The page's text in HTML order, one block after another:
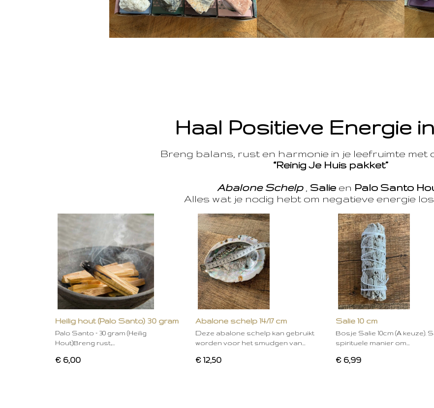
Haal Positieve Energie
Breng balans, rust en harmonie in je leefruimte met
“Reinig Je Huis pakket”
Abalone Schelp, Salie en Palo Santo
Alles wat je nodig hebt om negatieve energie
Heilig hout (Palo Santo) 30 gram
Palo Santo – 30 gram (Heilig
Hout)Breng rust,…
€ 6,00
Abalone schelp 14/17 cm
Deze abalone schelp kan gebruikt
worden voor het smudgen van…
€ 12,50
Salie 10 cm
Bosje Salie 10cm (A keuze).
spirituele manier om…
€ 6,99